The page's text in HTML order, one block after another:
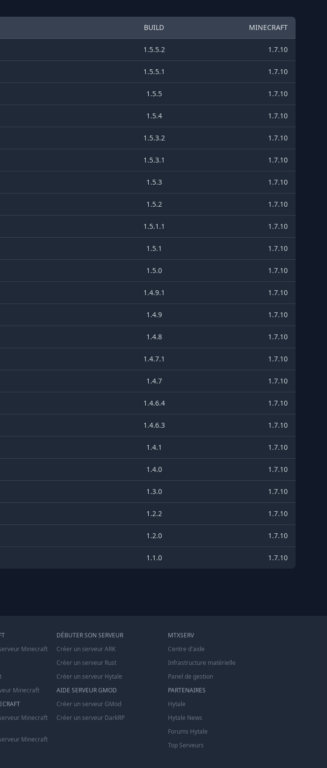
BUILD MINECRAFT
1.5.5.2 1.7.10
1.5.5.1 1.7.10
1.5.5 1.7.10
1.5.4 1.7.10
1.5.3.2 1.7.10
1.5.3.1 1.7.10
1.5.3 1.7.10
1.5.2 1.7.10
1.5.1.1 1.7.10
1.5.1 1.7.10
1.5.0 1.7.10
1.4.9.1 1.7.10
1.4.9 1.7.10
1.4.8 1.7.10
1.4.7.1 1.7.10
1.4.7 1.7.10
1.4.6.4 1.7.10
1.4.6.3 1.7.10
1.4.1 1.7.10
1.4.0 1.7.10
1.3.0 1.7.10
1.2.2 1.7.10
1.2.0 1.7.10
1.1.0 1.7.10
Minecraft
Minecraft
Minecraft
Minecraft
DÉBUTER SON SERVEUR
Créer un serveur ARK
Créer un serveur Rust
Créer un serveur Hytale
AIDE SERVEUR GMOD
Créer un serveur GMod
Créer un serveur DarkRP
MTXSERV
Centre d'aide
Infrastructure matérielle
Panel de gestion
PARTENAIRES
Hytale
Hytale News
Forums Hytale
Top Serveurs